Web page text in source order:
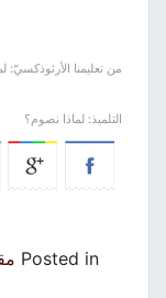
من تعليمنا الأرثوذكسيّ:
التلميذ: لماذا نصوم؟
Posted in